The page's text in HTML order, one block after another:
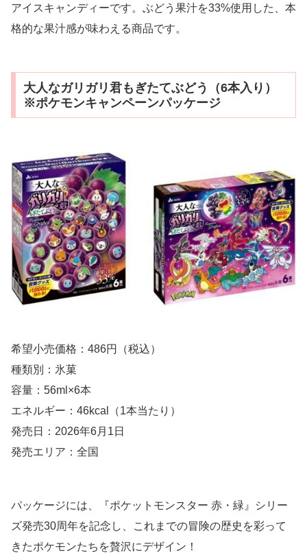
アイスキャンディーです。ぶどう果汁を33%使用した、本
格的な果汁感が味わえる商品です。
大人なガリガリ君もぎたてぶどう（6本入り）
※ポケモンキャンペーンパッケージ
希望小売価格：486円（税込）
種類別：氷菓
容量：56ml×6本
エネルギー：46kcal（1本当たり）
発売日：2026年6月1日
発売エリア：全国
パッケージには、『ポケットモンスター 赤・緑』シリー
ズ発売30周年を記念し、これまでの冒険の歴史を彩って
きたポケモンたちを贅沢にデザイン！